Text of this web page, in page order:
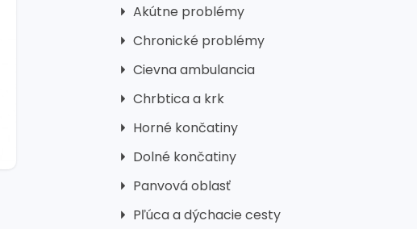
Akútne problémy
Chronické problémy
Cievna ambulancia
Chrbtica a krk
Horné končatiny
Dolné končatiny
Panvová oblasť
Pľúca a dýchacie cesty